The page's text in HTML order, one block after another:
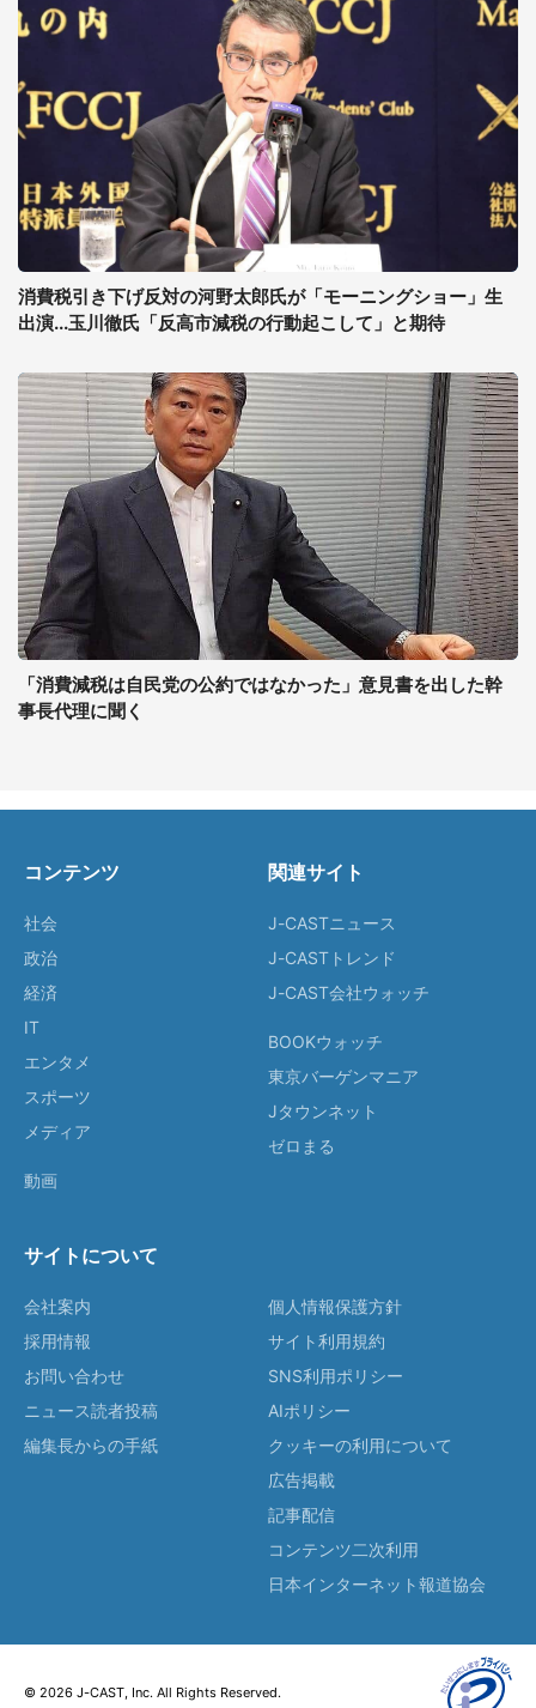
消費税引き下げ反対の河野太郎氏が「モーニングショー」生
出演...玉川徹氏「反高市減税の行動起こして」と期待
「消費減税は自民党の公約ではなかった」意見書を出した幹
事長代理に聞く
コンテンツ
社会
政治
経済
IT
エンタメ
スポーツ
メディア
動画
関連サイト
J-CASTニュース
J-CASTトレンド
J-CAST会社ウォッチ
BOOKウォッチ
東京バーゲンマニア
Jタウンネット
ゼロまる
サイトについて
会社案内
採用情報
お問い合わせ
ニュース読者投稿
編集長からの手紙
個人情報保護方針
サイト利用規約
SNS利用ポリシー
AIポリシー
クッキーの利用について
広告掲載
記事配信
コンテンツ二次利用
日本インターネット報道協会
© 2026 J-CAST, Inc. All Rights Reserved.